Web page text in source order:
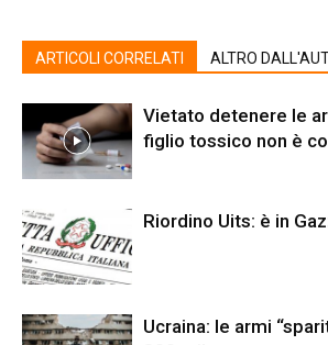
ARTICOLI CORRELATI ALTRO
Vietato detenere le
figlio tossico non è
Riordino Uits: è in
Ucraina: le armi